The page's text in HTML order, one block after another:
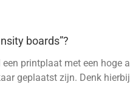
boards”?
een printplaat met een
geplaatst zijn. Denk